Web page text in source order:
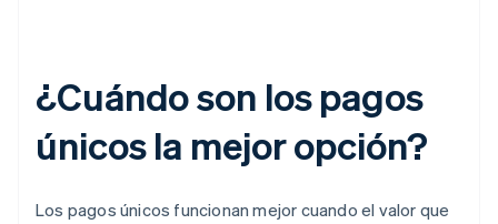
¿Cuándo son los pagos
únicos la mejor opción?
Los pagos únicos funcionan mejor cuando el valor que